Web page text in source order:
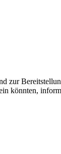
zur
könnten,